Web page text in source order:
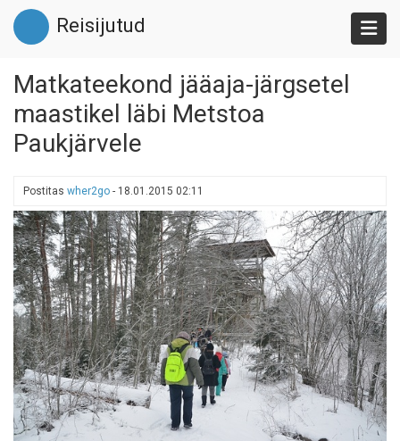
Liigu
edasi
põhisisu
Reisijutud
Matkateekond jääaja-järgsetel
maastikel läbi Metstoa
Paukjärvele
Postitas wher2go - 18.01.2015 02:11